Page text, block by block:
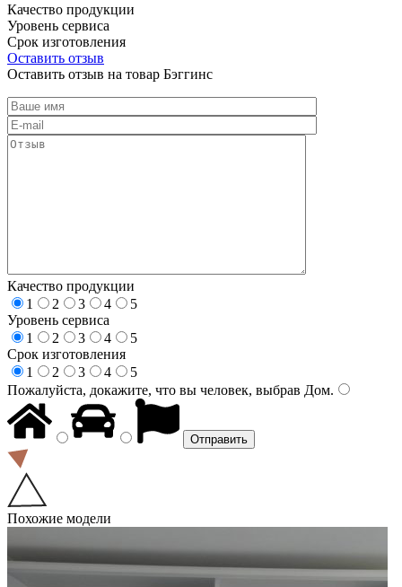
Качество продукции
Уровень сервиса
Срок изготовления
Оставить отзыв
Оставить отзыв на товар Бэггинс
Качество продукции
1
2 3 4
5
Уровень сервиса
1
2 3 4
5
Срок изготовления
1
2 3 4
5
Пожалуйста, докажите, что вы человек, выбрав Дом.
Похожие модели